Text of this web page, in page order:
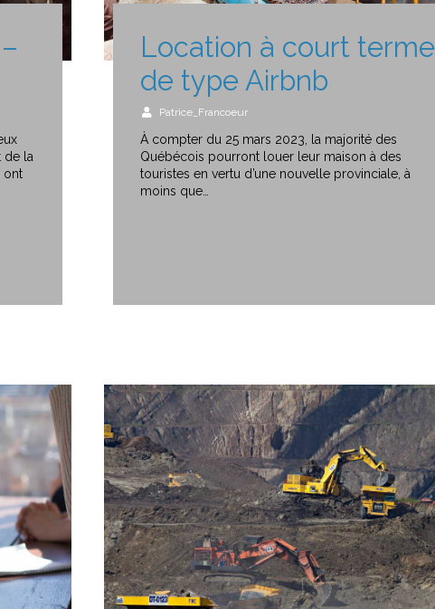
de la
ont
Location à court terme
de type Airbnb
Patrice_Francoeur
À compter du 25 mars 2023, la majorité des
Québécois pourront louer leur maison à des
touristes en vertu d’une nouvelle provinciale, à
moins que…